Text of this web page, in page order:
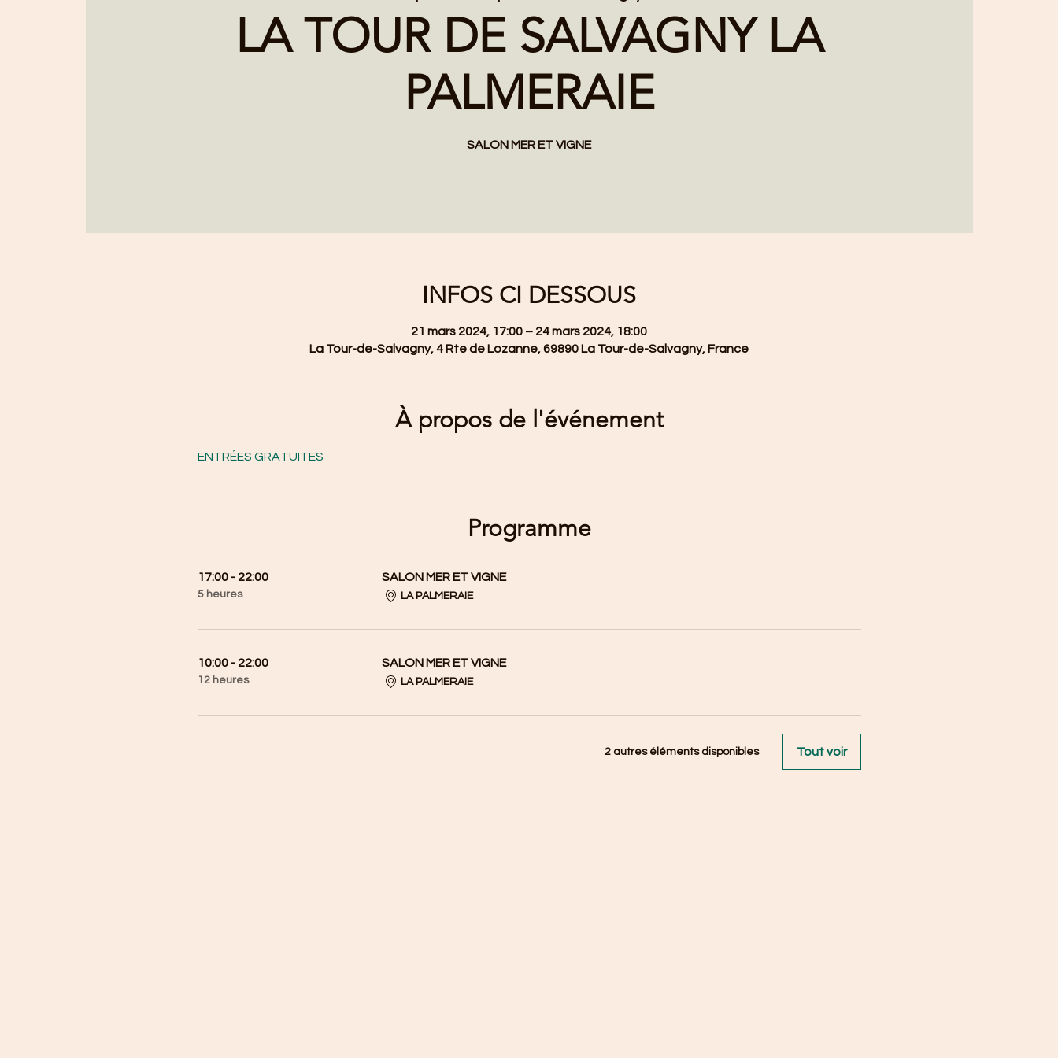
LA TOUR DE SALVAGNY LA
PALMERAIE
SALON MER ET VIGNE
INFOS CI DESSOUS
21 mars 2024, 17:00 – 24 mars 2024, 18:00
La Tour-de-Salvagny, 4 Rte de Lozanne, 69890 La Tour-de-Salvagny, France
À propos de l'événement
ENTRÉES GRATUITES
Programme
17:00 - 22:00
5 heures
SALON MER ET VIGNE
LA PALMERAIE
10:00 - 22:00
12 heures
SALON MER ET VIGNE
LA PALMERAIE
2 autres éléments disponibles Tout voir